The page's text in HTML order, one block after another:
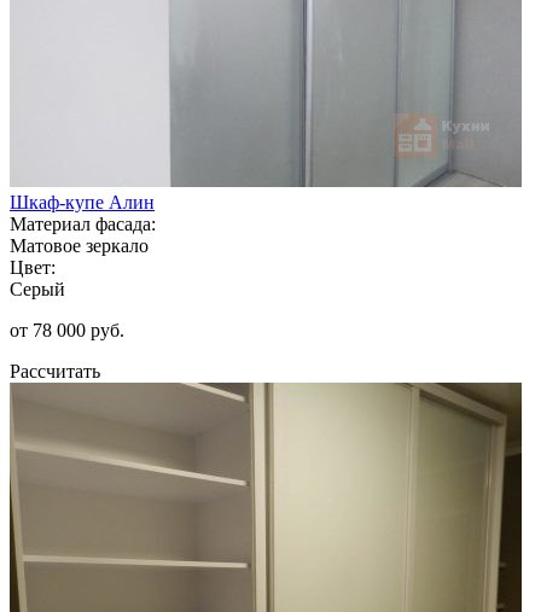
Шкаф-купе Алин
Материал фасада:
Матовое зеркало
Цвет:
Серый
от 78 000 руб.
Рассчитать